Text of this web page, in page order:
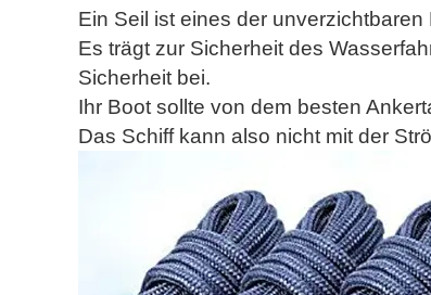
Ein Seil ist eines der
Es trägt zur Sicherheit des
Sicherheit bei.
Ihr Boot sollte von dem besten
Das Schiff kann also nicht mit der